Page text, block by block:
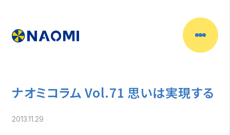
ナオミコラム Vol.71 思いは実現する
2013.11.29